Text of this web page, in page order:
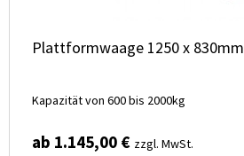
Plattformwaage 1250 x 830mm
Kapazität von 600 bis 2000kg
ab 1.145,00 € zzgl. MwSt.